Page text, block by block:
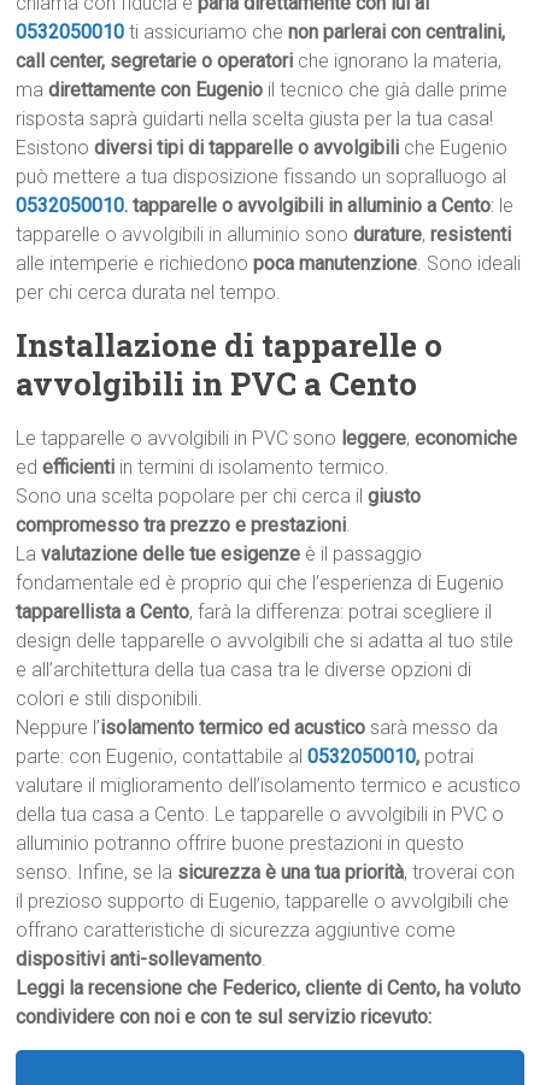
0532050010 ti assicuriamo chenon parlerai con centralini,
call center, segretarie o operatori che ignorano la materia,
madirettamente con Eugenio il tecnico che già dalle prime
risposta saprà guidarti nella scelta giusta per la tua casa!
Esistonodiversi tipi di tapparelle o avvolgibili che Eugenio
può mettere a tua disposizione fissando un sopralluogo al
0532050010. tapparelle o avvolgibili in alluminio a Cento: le
tapparelle o avvolgibili in alluminio sonodurature,resistenti
alle intemperie e richiedonopoca manutenzione. Sono ideali
per chi cerca durata nel tempo.
Installazione di tapparelle o
avvolgibili in PVC a Cento
Le tapparelle o avvolgibili in PVC sono leggere,economiche
edefficienti in termini di isolamento termico.
Sono una scelta popolare per chi cerca ilgiusto
compromesso tra prezzo e prestazioni.
Lavalutazione delle tue esigenze è il passaggio
fondamentale ed è proprio qui che l’esperienza di Eugenio
tapparellista a Cento, farà la differenza: potrai scegliere il
design delle tapparelle o avvolgibili che si adatta al tuo stile
e all’architettura della tua casa tra le diverse opzioni di
colori e stili disponibili.
Neppure l’isolamento termico ed acustico sarà messo da
parte: con Eugenio, contattabile al0532050010, potrai
valutare il miglioramento dell’isolamento termico e acustico
della tua casa a Cento. Le tapparelle o avvolgibili in PVC o
alluminio potranno offrire buone prestazioni in questo
senso. Infine, se la sicurezza è una tua priorità, troverai con
il prezioso supporto di Eugenio, tapparelle o avvolgibili che
offrano caratteristiche di sicurezza aggiuntive come
dispositivi anti-sollevamento.
Leggi la recensione che Federico, cliente di Cento, ha voluto
condividere con noi e con te sul servizio ricevuto: